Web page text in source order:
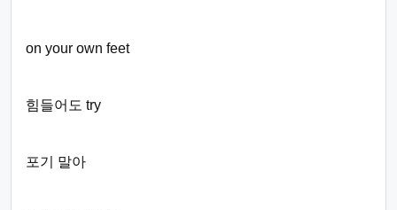
on your own feet
힘들어도 try
포기 말아